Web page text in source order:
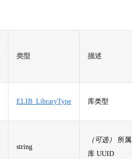
类型 描述
ELIB_LibraryType 库类型
string
（可选）
所属
库 UUID